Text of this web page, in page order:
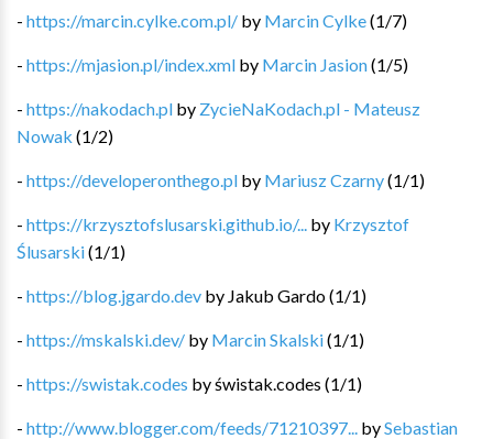
- https://marcin.cylke.com.pl/ by Marcin Cylke(1/7)
- https://mjasion.pl/index.xml by Marcin Jasion(1/5)
- https://nakodach.pl by ZycieNaKodach.pl - Mateusz
Nowak (1/2)
- https://developeronthego.pl by Mariusz Czarny(1/1)
- https://krzysztofslusarski.github.io/... by Krzysztof
Ślusarski(1/1)
- https://blog.jgardo.dev by Jakub Gardo(1/1)
- https://mskalski.dev/ by Marcin Skalski(1/1)
- https://swistak.codes byświstak.codes (1/1)
- http://www.blogger.com/feeds/71210397... bySebastian